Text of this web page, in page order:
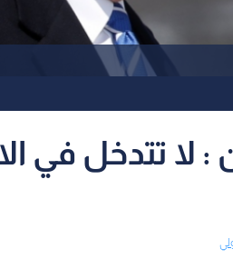
لا تتدخل في